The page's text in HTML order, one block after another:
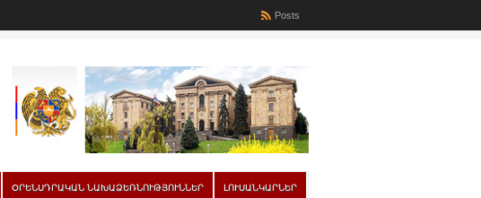
Posts
ՕՐԵՆՍԴՐԱԿԱՆ ՆԱԽԱՁԵՌՆՈՒԹՅՈՒՆՆԵՐ ԼՈՒՍԱՆԿԱՐՆԵՐ